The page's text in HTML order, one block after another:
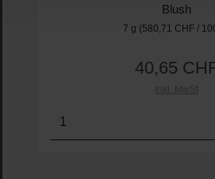
Blush
7 g (580,71 CHF /
40,65
Inkl. MwSt
Produkt Anzahl: Gib